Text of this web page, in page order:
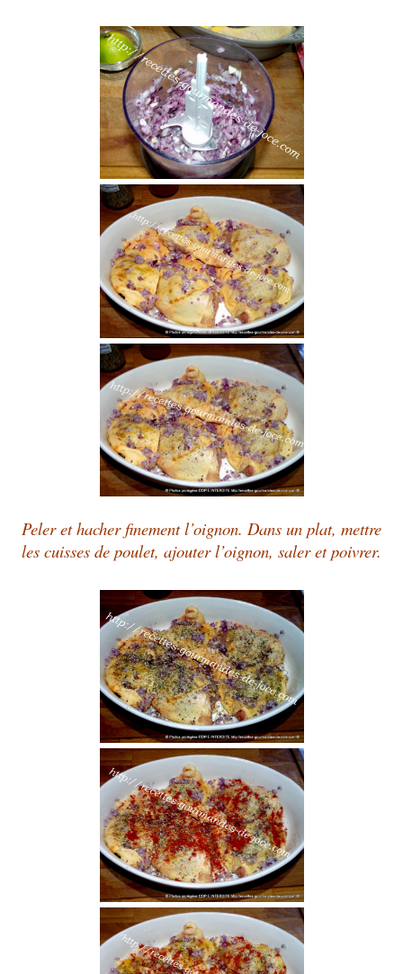
Peler et hacher finement l’oignon. Dans un plat, mettre
les cuisses de poulet, ajouter l’oignon, saler et poivrer.